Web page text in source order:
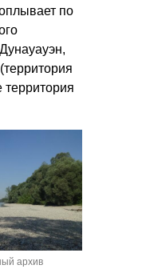
по
архив